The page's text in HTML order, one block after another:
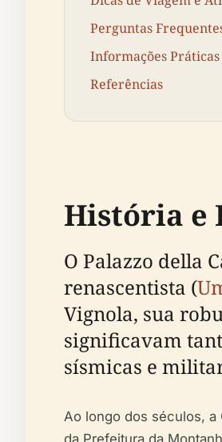
Perguntas
Informações
Referências
História e
O Palazzo della
renascentista (
Vignola, sua
significavam
sísmicas e
Ao longo dos séculos,
da Prefeitura da